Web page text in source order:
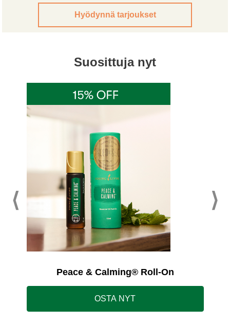
Hyödynnä tarjoukset
Suosittuja nyt
Peace & Calming® Roll-On
OSTA NYT